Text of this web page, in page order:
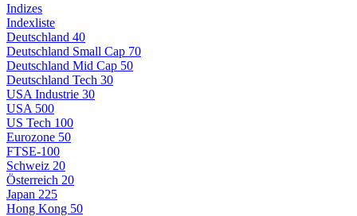
Indizes
Indexliste
Deutschland 40
Deutschland Small Cap 70
Deutschland Mid Cap 50
Deutschland Tech 30
USA Industrie 30
USA 500
US Tech 100
Eurozone 50
FTSE-100
Schweiz 20
Österreich 20
Japan 225
Hong Kong 50